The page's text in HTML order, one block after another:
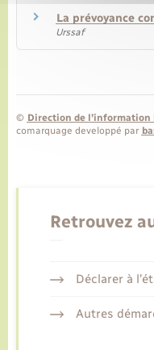
La prévoyance
Urssaf
© Direction de
comarquage developpé par
Retrouvez
Déclarer à
Autres